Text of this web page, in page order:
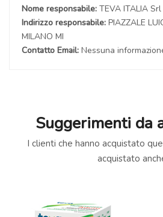
Nome responsabile: TEVA ITALIA Srl
Indirizzo responsabile: PIAZZALE
MILANO MI
Contatto Email: Nessuna
Suggerimenti da
I clienti che hanno acquistato
acquistato